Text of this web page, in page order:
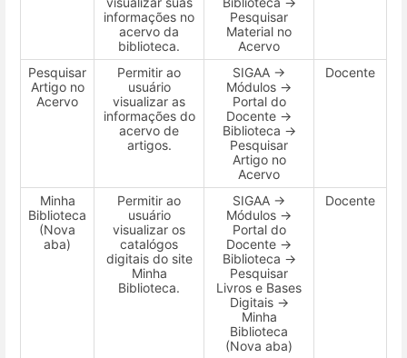
informações no
acervo da
biblioteca.
Pesquisar
Material no
Acervo
Pesquisar
Artigo no
Acervo
Permitir ao
usuário
visualizar as
informações do
acervo de
artigos.
SIGAA →
Módulos →
Portal do
Docente →
Biblioteca →
Pesquisar
Artigo no
Acervo
Docente
Minha
Biblioteca
(Nova
aba)
Permitir ao
usuário
visualizar os
catalógos
digitais do site
Minha
Biblioteca.
SIGAA →
Módulos →
Portal do
Docente →
Biblioteca →
Pesquisar
Livros e Bases
Digitais →
Minha
Biblioteca
(Nova aba)
Docente